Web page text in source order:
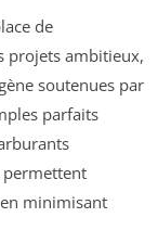
de
projets ambitieux,
soutenues par
parfaits
permettent
minimisant